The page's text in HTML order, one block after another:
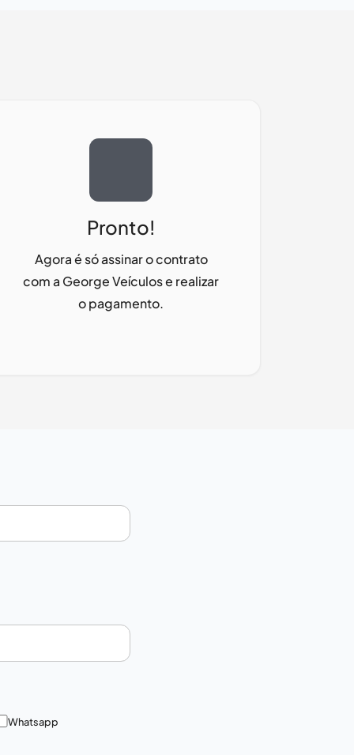
Pronto!
Agora é só assinar o contrato
com a George Veículose realizar
o pagamento.
Whatsapp